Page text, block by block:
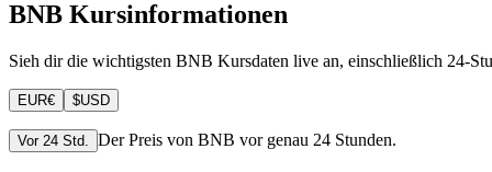
BNB Kursinformationen
Sieh dir die wichtigsten BNB Kursdaten live an, einschließlich 24-
EUR€ $USD
Vor 24 Std. Der Preis von BNB vor genau 24 Stunden.